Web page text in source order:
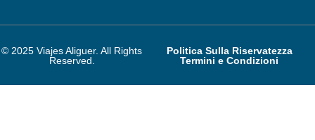
© 2025 Viajes Aliguer. All Rights
Reserved.
Politica Sulla Riservatezza
Termini e Condizioni